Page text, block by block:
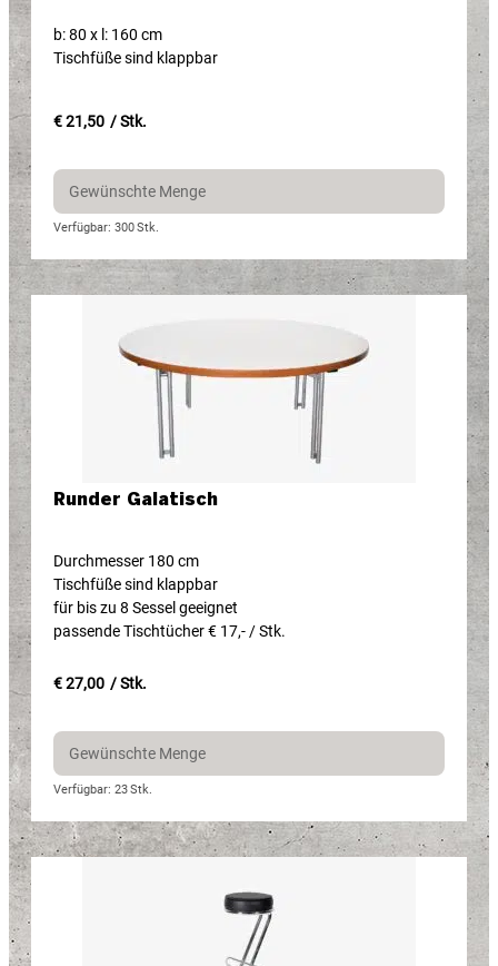
b: 80 x l: 160 cm
Tischfüße sind klappbar
€ 21,50 / Stk.
Verfügbar: 300Stk.
Runder Galatisch
Durchmesser 180 cm
Tischfüße sind klappbar
für bis zu 8 Sessel geeignet
passende Tischtücher € 17,- / Stk.
€ 27,00 / Stk.
Verfügbar: 23Stk.